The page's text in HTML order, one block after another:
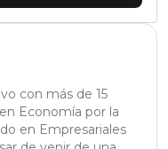
con más de 15
Economía por la
en Empresariales